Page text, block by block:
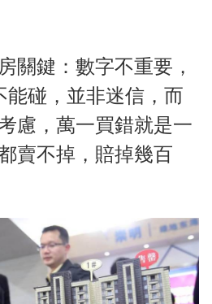
關鍵：數字不重要，
能碰，並非迷信，而
慮，萬一買錯就是一
賣不掉，賠掉幾百